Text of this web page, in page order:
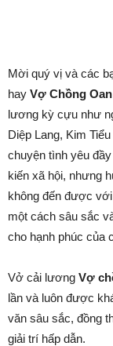
Mời quý vị và các
hay Vợ Chồng
lương kỳ cựu như
Diệp Lang, Kim
chuyện tình yêu
kiến xã hội, nhưng
không đến được
một cách sâu sắc
cho hạnh phúc của
Vở cải lương Vợ
lần và luôn được
văn sâu sắc, đồng
giải trí hấp dẫn.